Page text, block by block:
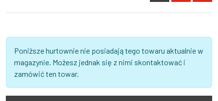
Poniższe hurtownie nie posiadają tego towaru aktualnie w
magazynie. Możesz jednak się z nimi skontaktować i
zamówić ten towar.